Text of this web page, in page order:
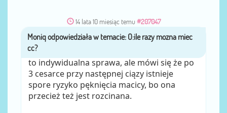
14 lata 10 miesiąc temu #207047
przezMoniq
to indywidualna sprawa, ale mówi się że po
3 cesarce przy następnej ciązy istnieje
spore ryzyko pęknięcia macicy, bo ona
przecież też jest rozcinana.